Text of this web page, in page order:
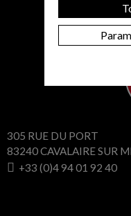
305 RUE DU PORT
83240 CAVALAIRE SUR
+33 (0)4 94 01 92 40